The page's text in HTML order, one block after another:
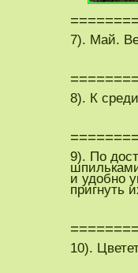
7). Май.
8). К
9). По
и удобно
пригнуть
10).